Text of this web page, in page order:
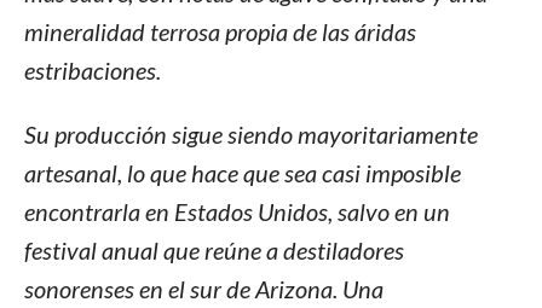
mineralidad terrosa propia de las áridas
estribaciones.
Su producción sigue siendo mayoritariamente
artesanal, lo que hace que sea casi imposible
encontrarla en Estados Unidos, salvo en un
festival anual que reúne a destiladores
sonorenses en el sur de Arizona. Una